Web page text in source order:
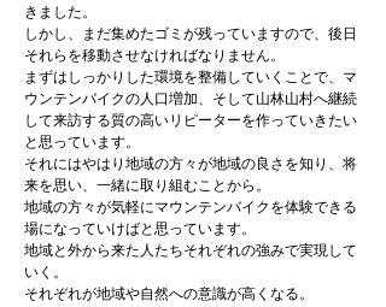
きました。
しかし、まだ集めたゴミが残っていますので、後日
それらを移動させなければなりません。
まずはしっかりした環境を整備していくことで、マ
ウンテンバイクの人口増加、そして山林山村へ継続
して来訪する質の高いリピーターを作っていきたい
と思っています。
それにはやはり地域の方々が地域の良さを知り、将
来を思い、一緒に取り組むことから。
地域の方々が気軽にマウンテンバイクを体験できる
場になっていけばと思っています。
地域と外から来た人たちそれぞれの強みで実現して
いく。
それぞれが地域や自然への意識が高くなる。